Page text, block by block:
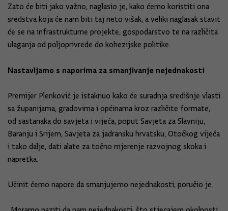
Zato će biti jako važno, naglasio je, kako ćemo koristiti ona
sredstva koja će nam biti taj neto višak, a veliki naglasak stavit
će se na infrastrukturne projekte, gospodarstvo te na različita
ulaganja od poljoprivrede do kohezijske politike.
Nastavljamo s naporima za smanjivanje nejednakosti
Premijer Plenković je istaknuo kako će suradnja središnje vlasti
sa županijama, gradovima i općinama kroz različite formate,
od sastanaka do savjeta i vijeća, poput Savjeta za Slavniju,
Baranju i Srijem, Savjeta za jadransku hrvatsku, Otočkog vijeća
i tako dalje, dati alate za točno mjerenje razvojnog skoka i
napretka.
Učinit ćemo napore da smanjujemo nejednakosti, poručio je.